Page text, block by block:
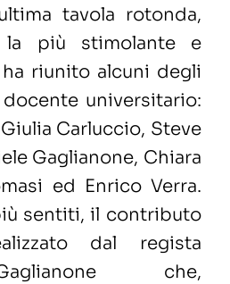
tavola rotonda,
la più stimolante e
riunito alcuni degli
universitario:
Carluccio, Steve
Gaglianone, Chiara
ed Enrico Verra.
sentiti, il contributo
dal regista
che,